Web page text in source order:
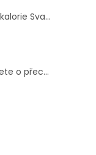
Sva...
o přec...